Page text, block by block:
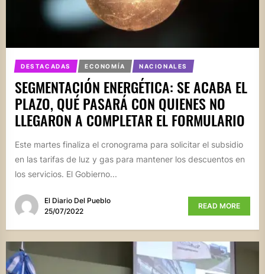
DESTACADAS ECONOMÍA NACIONALES
SEGMENTACIÓN ENERGÉTICA: SE ACABA EL
PLAZO, QUÉ PASARÁ CON QUIENES NO
LLEGARON A COMPLETAR EL FORMULARIO
Este martes finaliza el cronograma para solicitar el subsidio
en las tarifas de luz y gas para mantener los descuentos en
los servicios. El Gobierno...
El Diario Del Pueblo
25/07/2022
READ MORE